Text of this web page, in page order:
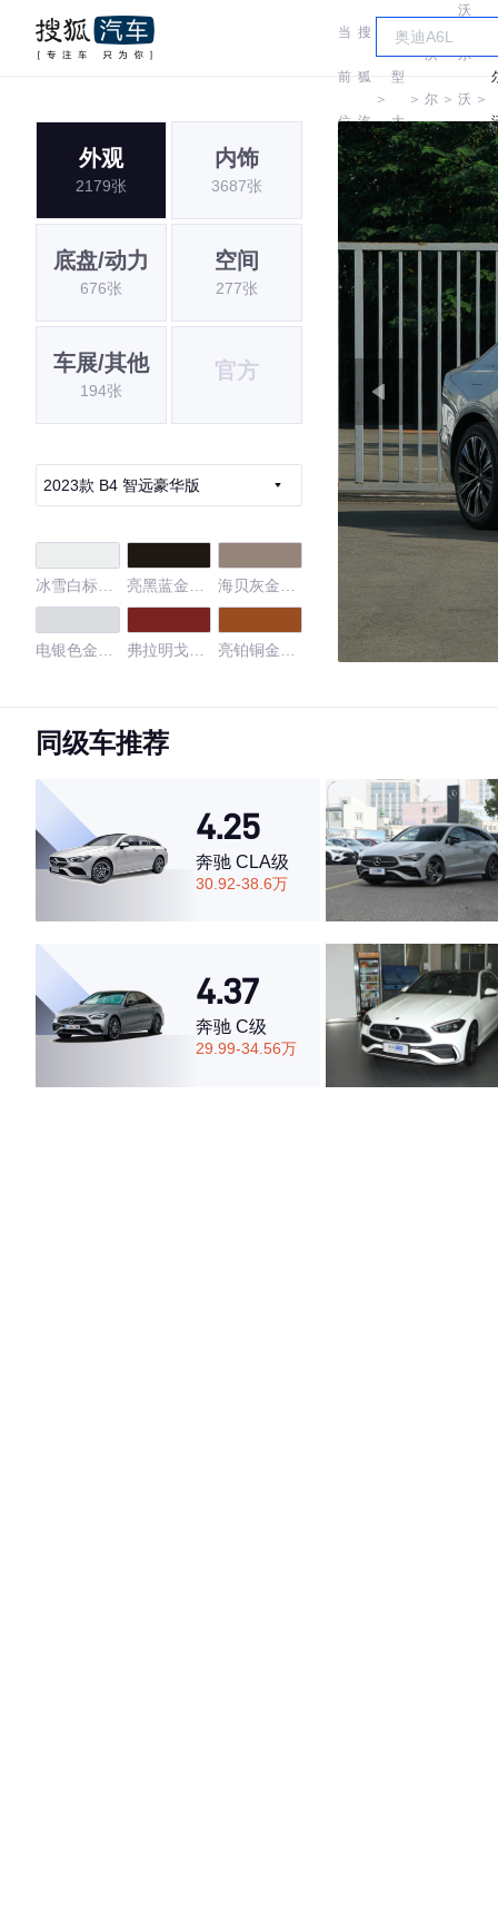
当
前
位
置:
搜
狐
汽
车
＞
车
型
大
全
＞
沃
尔
沃
＞
沃
尔
沃
亚
太
＞
外观
2179张
内饰
3687张
底盘/动力
676张
空间
277张
车展/其他
194张
官方
2023款 B4 智远豪华版
冰雪白标准
亮黑蓝金属
海贝灰金属
电银色金属
弗拉明戈红
亮铂铜金属
闪银灰 牛仔蓝
4.65
·外观表现一般，低于57%同级车
·内饰表现较为优秀，优于66%同级车
·空间表现一般，低于62%同级车
同级车推荐
4.25
奔驰 CLA级
30.92-38.6万
4.37
奔驰 C级
29.99-34.56万